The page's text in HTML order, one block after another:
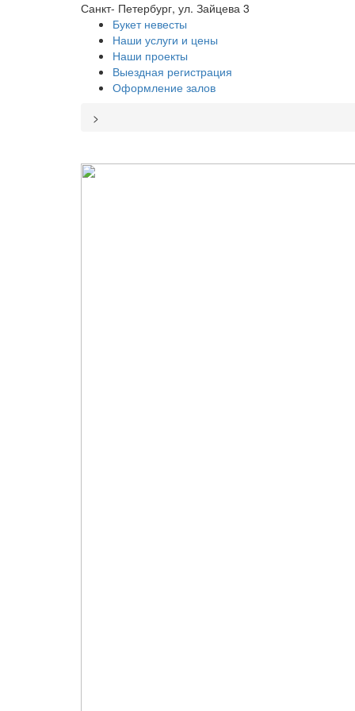
Санкт- Петербург, ул. Зайцева 3
Букет невесты
Наши услуги и цены
Наши проекты
Выездная регистрация
Оформление залов
>